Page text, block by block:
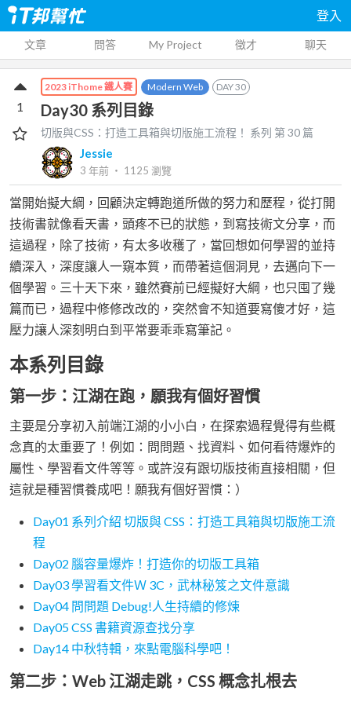
登入
文章 問答 My Project 徵才 聊天
2023 iThome 鐵人賽 Modern Web DAY30
Day30 系列目錄
切版與CSS：打造工具箱與切版施工流程！ 系列 第30 篇
Jessie
3 年前 ‧ 1125 瀏覽
1
當開始擬大綱，回顧決定轉跑道所做的努力和歷程，從打開
技術書就像看天書，頭疼不已的狀態，到寫技術文分享，而
這過程，除了技術，有太多收穫了，當回想如何學習的並持
續深入，深度讓人一窺本質，而帶著這個洞見，去邁向下一
個學習。三十天下來，雖然賽前已經擬好大綱，也只囤了幾
篇而已，過程中修修改改的，突然會不知道要寫傻才好，這
壓力讓人深刻明白到平常要乖乖寫筆記。
本系列目錄
第一步：江湖在跑，願我有個好習慣
主要是分享初入前端江湖的小小白，在探索過程覺得有些概
念真的太重要了！例如：問問題、找資料、如何看待爆炸的
屬性、學習看文件等等。或許沒有跟切版技術直接相關，但
這就是種習慣養成吧！願我有個好習慣：）
Day01 系列介紹 切版與 CSS：打造工具箱與切版施工流
程
Day02 腦容量爆炸！打造你的切版工具箱
Day03 學習看文件Ｗ 3C，武林秘笈之文件意識
Day04 問問題 Debug!人生持續的修煉
Day05 CSS 書籍資源查找分享
Day14 中秋特輯，來點電腦科學吧！
第二步：Web 江湖走跳，CSS 概念扎根去